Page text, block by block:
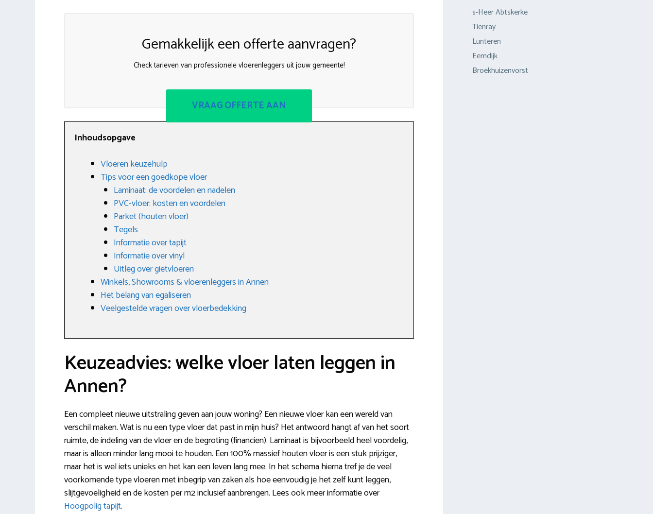
Gemakkelijk een offerte aanvragen?
Check tarieven van professionele vloerenleggers uit jouw gemeente!
VRAAG OFFERTE AAN
Inhoudsopgave
Vloeren keuzehulp
Tips voor een goedkope vloer
Laminaat: de voordelen en nadelen
PVC-vloer: kosten en voordelen
Parket (houten vloer)
Tegels
Informatie over tapijt
Informatie over vinyl
Uitleg over gietvloeren
Winkels, Showrooms & vloerenleggers in Annen
Het belang van egaliseren
Veelgestelde vragen over vloerbedekking
Keuzeadvies: welke vloer laten leggen in
Annen?
Een compleet nieuwe uitstraling geven aan jouw woning? Een nieuwe vloer kan een wereld van
verschil maken. Wat is nu een type vloer dat past in mijn huis? Het antwoord hangt af van het soort
ruimte, de indeling van de vloer en de begroting (financiën). Laminaat is bijvoorbeeld heel voordelig,
maar is alleen minder lang mooi te houden. Een 100% massief houten vloer is een stuk prijziger,
maar het is wel iets unieks en het kan een leven lang mee. In het schema hierna tref je de veel
voorkomende type vloeren met inbegrip van zaken als hoe eenvoudig je het zelf kunt leggen,
slijtgevoeligheid en de kosten per m2 inclusief aanbrengen. Lees ook meer informatie over
Hoogpolig tapijt.
s-Heer Abtskerke
Tienray
Lunteren
Eemdijk
Broekhuizenvorst